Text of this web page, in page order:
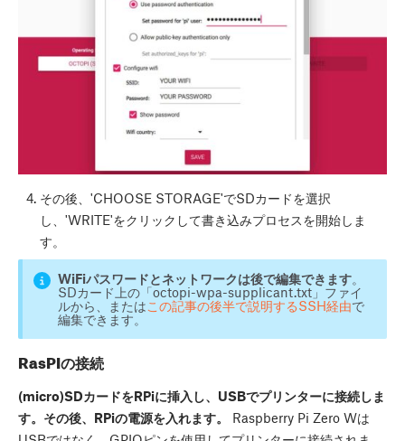
その後、'CHOOSE STORAGE'でSDカードを選択
し、'WRITE'をクリックして書き込みプロセスを開始しま
す。
WiFiパスワードとネットワークは後で編集できます。
SDカード上の「octopi-wpa-supplicant.txt」ファイ
ルから、またはこの記事の後半で説明するSSH経由で
編集できます。
RasPIの接続
(micro)SDカードをRPiに挿入し、USBでプリンターに接続しま
す。その後、RPiの電源を入れます。
Raspberry Pi Zero Wは